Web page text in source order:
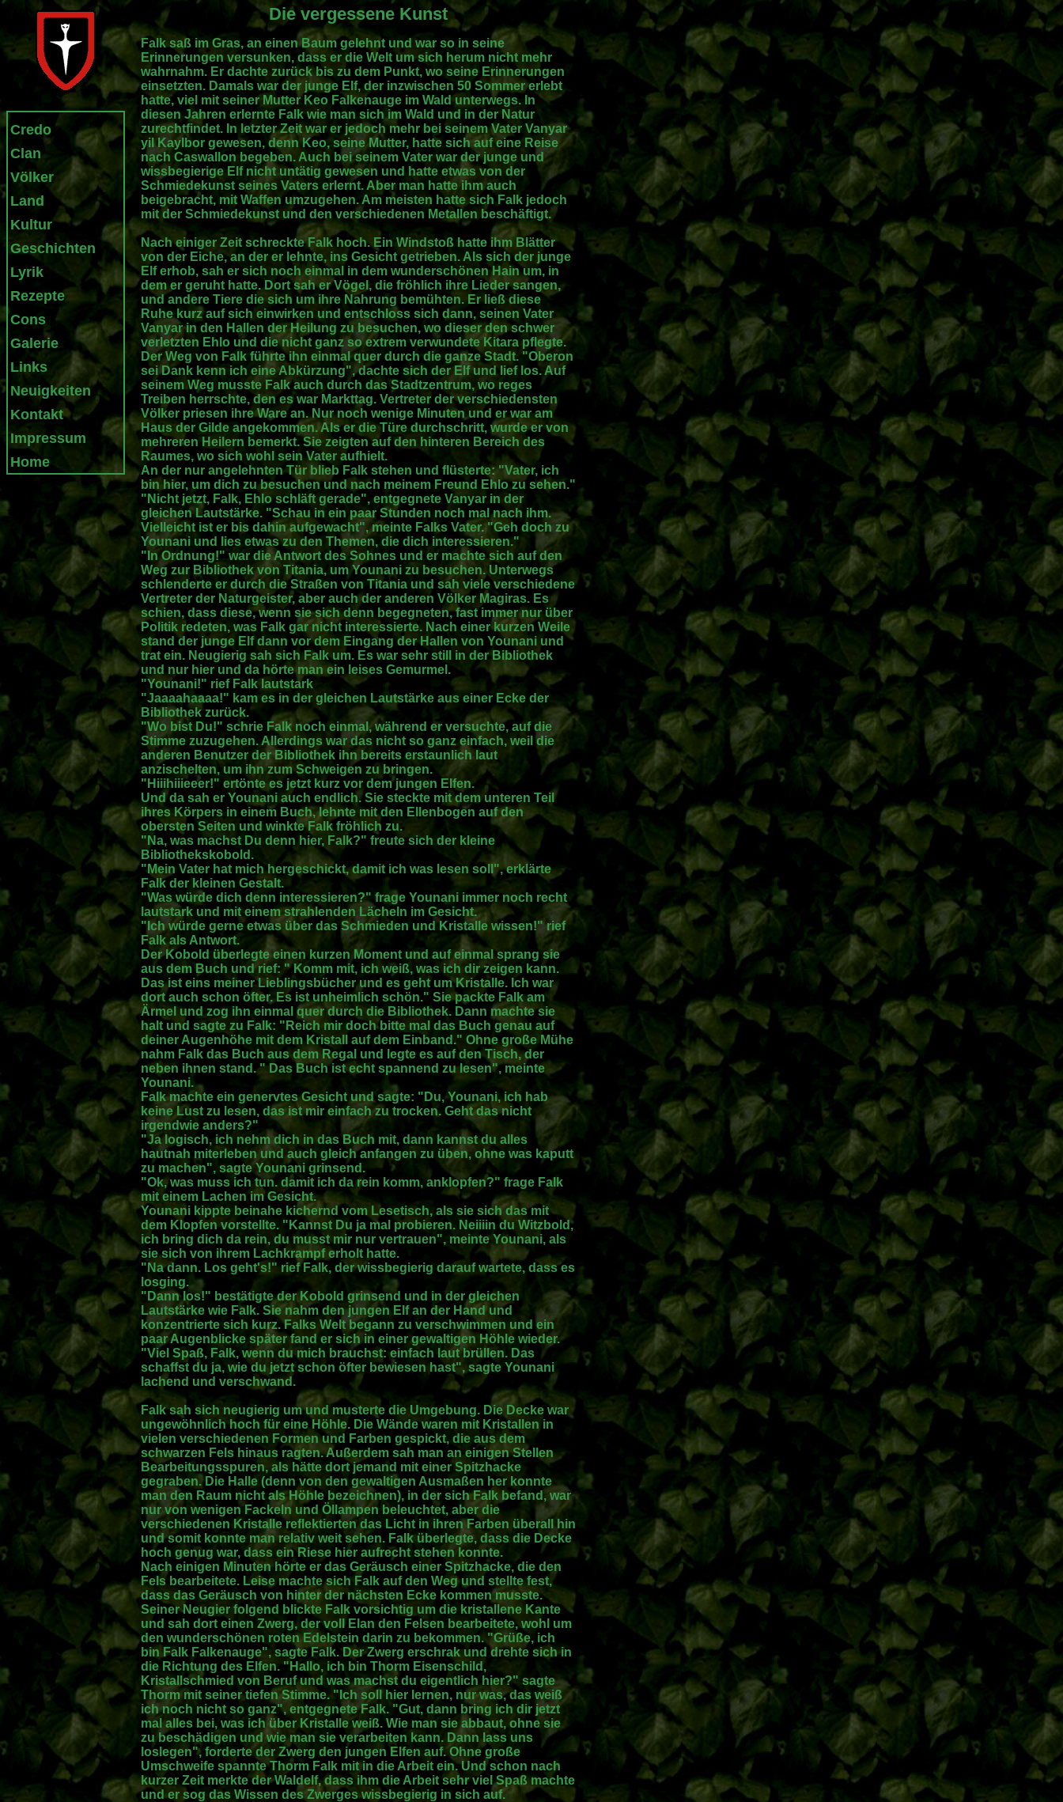
Credo
Clan
Völker
Land
Kultur
Geschichten
Lyrik
Rezepte
Cons
Galerie
Links
Neuigkeiten
Kontakt
Impressum
Home
Die vergessene Kunst
Falk saß im Gras, an einen Baum gelehnt und war so in seine
Erinnerungen versunken, dass er die Welt um sich herum nicht mehr
wahrnahm. Er dachte zurück bis zu dem Punkt, wo seine Erinnerungen
einsetzten. Damals war der junge Elf, der inzwischen 50 Sommer erlebt
hatte, viel mit seiner Mutter Keo Falkenauge im Wald unterwegs. In
diesen Jahren erlernte Falk wie man sich im Wald und in der Natur
zurechtfindet. In letzter Zeit war er jedoch mehr bei seinem Vater Vanyar
yil Kaylbor gewesen, denn Keo, seine Mutter, hatte sich auf eine Reise
nach Caswallon begeben. Auch bei seinem Vater war der junge und
wissbegierige Elf nicht untätig gewesen und hatte etwas von der
Schmiedekunst seines Vaters erlernt. Aber man hatte ihm auch
beigebracht, mit Waffen umzugehen. Am meisten hatte sich Falk jedoch
mit der Schmiedekunst und den verschiedenen Metallen beschäftigt.
Nach einiger Zeit schreckte Falk hoch. Ein Windstoß hatte ihm Blätter
von der Eiche, an der er lehnte, ins Gesicht getrieben. Als sich der junge
Elf erhob, sah er sich noch einmal in dem wunderschönen Hain um, in
dem er geruht hatte. Dort sah er Vögel, die fröhlich ihre Lieder sangen,
und andere Tiere die sich um ihre Nahrung bemühten. Er ließ diese
Ruhe kurz auf sich einwirken und entschloss sich dann, seinen Vater
Vanyar in den Hallen der Heilung zu besuchen, wo dieser den schwer
verletzten Ehlo und die nicht ganz so extrem verwundete Kitara pflegte.
Der Weg von Falk führte ihn einmal quer durch die ganze Stadt. "Oberon
sei Dank kenn ich eine Abkürzung", dachte sich der Elf und lief los. Auf
seinem Weg musste Falk auch durch das Stadtzentrum, wo reges
Treiben herrschte, den es war Markttag. Vertreter der verschiedensten
Völker priesen ihre Ware an. Nur noch wenige Minuten und er war am
Haus der Gilde angekommen. Als er die Türe durchschritt, wurde er von
mehreren Heilern bemerkt. Sie zeigten auf den hinteren Bereich des
Raumes, wo sich wohl sein Vater aufhielt.
An der nur angelehnten Tür blieb Falk stehen und flüsterte: "Vater, ich
bin hier, um dich zu besuchen und nach meinem Freund Ehlo zu sehen."
"Nicht jetzt, Falk, Ehlo schläft gerade", entgegnete Vanyar in der
gleichen Lautstärke. "Schau in ein paar Stunden noch mal nach ihm.
Vielleicht ist er bis dahin aufgewacht", meinte Falks Vater. "Geh doch zu
Younani und lies etwas zu den Themen, die dich interessieren."
"In Ordnung!" war die Antwort des Sohnes und er machte sich auf den
Weg zur Bibliothek von Titania, um Younani zu besuchen. Unterwegs
schlenderte er durch die Straßen von Titania und sah viele verschiedene
Vertreter der Naturgeister, aber auch der anderen Völker Magiras. Es
schien, dass diese, wenn sie sich denn begegneten, fast immer nur über
Politik redeten, was Falk gar nicht interessierte. Nach einer kurzen Weile
stand der junge Elf dann vor dem Eingang der Hallen von Younani und
trat ein. Neugierig sah sich Falk um. Es war sehr still in der Bibliothek
und nur hier und da hörte man ein leises Gemurmel.
"Younani!" rief Falk lautstark
"Jaaaahaaaa!" kam es in der gleichen Lautstärke aus einer Ecke der
Bibliothek zurück.
"Wo bist Du!" schrie Falk noch einmal, während er versuchte, auf die
Stimme zuzugehen. Allerdings war das nicht so ganz einfach, weil die
anderen Benutzer der Bibliothek ihn bereits erstaunlich laut
anzischelten, um ihn zum Schweigen zu bringen.
"Hiiihiiieeer!" ertönte es jetzt kurz vor dem jungen Elfen.
Und da sah er Younani auch endlich. Sie steckte mit dem unteren Teil
ihres Körpers in einem Buch, lehnte mit den Ellenbogen auf den
obersten Seiten und winkte Falk fröhlich zu.
"Na, was machst Du denn hier, Falk?" freute sich der kleine
Bibliothekskobold.
"Mein Vater hat mich hergeschickt, damit ich was lesen soll", erklärte
Falk der kleinen Gestalt.
"Was würde dich denn interessieren?" frage Younani immer noch recht
lautstark und mit einem strahlenden Lächeln im Gesicht.
"Ich würde gerne etwas über das Schmieden und Kristalle wissen!" rief
Falk als Antwort.
Der Kobold überlegte einen kurzen Moment und auf einmal sprang sie
aus dem Buch und rief: " Komm mit, ich weiß, was ich dir zeigen kann.
Das ist eins meiner Lieblingsbücher und es geht um Kristalle. Ich war
dort auch schon öfter. Es ist unheimlich schön." Sie packte Falk am
Ärmel und zog ihn einmal quer durch die Bibliothek. Dann machte sie
halt und sagte zu Falk: "Reich mir doch bitte mal das Buch genau auf
deiner Augenhöhe mit dem Kristall auf dem Einband." Ohne große Mühe
nahm Falk das Buch aus dem Regal und legte es auf den Tisch, der
neben ihnen stand. " Das Buch ist echt spannend zu lesen", meinte
Younani.
Falk machte ein genervtes Gesicht und sagte: "Du, Younani, ich hab
keine Lust zu lesen, das ist mir einfach zu trocken. Geht das nicht
irgendwie anders?"
"Ja logisch, ich nehm dich in das Buch mit, dann kannst du alles
hautnah miterleben und auch gleich anfangen zu üben, ohne was kaputt
zu machen", sagte Younani grinsend.
"Ok, was muss ich tun. damit ich da rein komm, anklopfen?" frage Falk
mit einem Lachen im Gesicht.
Younani kippte beinahe kichernd vom Lesetisch, als sie sich das mit
dem Klopfen vorstellte. "Kannst Du ja mal probieren. Neiiiin du Witzbold,
ich bring dich da rein, du musst mir nur vertrauen", meinte Younani, als
sie sich von ihrem Lachkrampf erholt hatte.
"Na dann. Los geht's!" rief Falk, der wissbegierig darauf wartete, dass es
losging.
"Dann los!" bestätigte der Kobold grinsend und in der gleichen
Lautstärke wie Falk. Sie nahm den jungen Elf an der Hand und
konzentrierte sich kurz. Falks Welt begann zu verschwimmen und ein
paar Augenblicke später fand er sich in einer gewaltigen Höhle wieder.
"Viel Spaß, Falk, wenn du mich brauchst: einfach laut brüllen. Das
schaffst du ja, wie du jetzt schon öfter bewiesen hast", sagte Younani
lachend und verschwand.
Falk sah sich neugierig um und musterte die Umgebung. Die Decke war
ungewöhnlich hoch für eine Höhle. Die Wände waren mit Kristallen in
vielen verschiedenen Formen und Farben gespickt, die aus dem
schwarzen Fels hinaus ragten. Außerdem sah man an einigen Stellen
Bearbeitungsspuren, als hätte dort jemand mit einer Spitzhacke
gegraben. Die Halle (denn von den gewaltigen Ausmaßen her konnte
man den Raum nicht als Höhle bezeichnen), in der sich Falk befand, war
nur von wenigen Fackeln und Öllampen beleuchtet, aber die
verschiedenen Kristalle reflektierten das Licht in ihren Farben überall hin
und somit konnte man relativ weit sehen. Falk überlegte, dass die Decke
hoch genug war, dass ein Riese hier aufrecht stehen konnte.
Nach einigen Minuten hörte er das Geräusch einer Spitzhacke, die den
Fels bearbeitete. Leise machte sich Falk auf den Weg und stellte fest,
dass das Geräusch von hinter der nächsten Ecke kommen musste.
Seiner Neugier folgend blickte Falk vorsichtig um die kristallene Kante
und sah dort einen Zwerg, der voll Elan den Felsen bearbeitete, wohl um
den wunderschönen roten Edelstein darin zu bekommen. "Grüße, ich
bin Falk Falkenauge", sagte Falk. Der Zwerg erschrak und drehte sich in
die Richtung des Elfen. "Hallo, ich bin Thorm Eisenschild,
Kristallschmied von Beruf und was machst du eigentlich hier?" sagte
Thorm mit seiner tiefen Stimme. "Ich soll hier lernen, nur was, das weiß
ich noch nicht so ganz", entgegnete Falk. "Gut, dann bring ich dir jetzt
mal alles bei, was ich über Kristalle weiß. Wie man sie abbaut, ohne sie
zu beschädigen und wie man sie verarbeiten kann. Dann lass uns
loslegen", forderte der Zwerg den jungen Elfen auf. Ohne große
Umschweife spannte Thorm Falk mit in die Arbeit ein. Und schon nach
kurzer Zeit merkte der Waldelf, dass ihm die Arbeit sehr viel Spaß machte
und er sog das Wissen des Zwerges wissbegierig in sich auf.